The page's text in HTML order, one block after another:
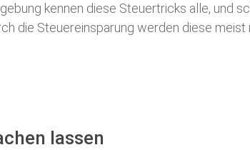
kennen diese Steuertricks alle, und
die Steuereinsparung werden diese
lassen